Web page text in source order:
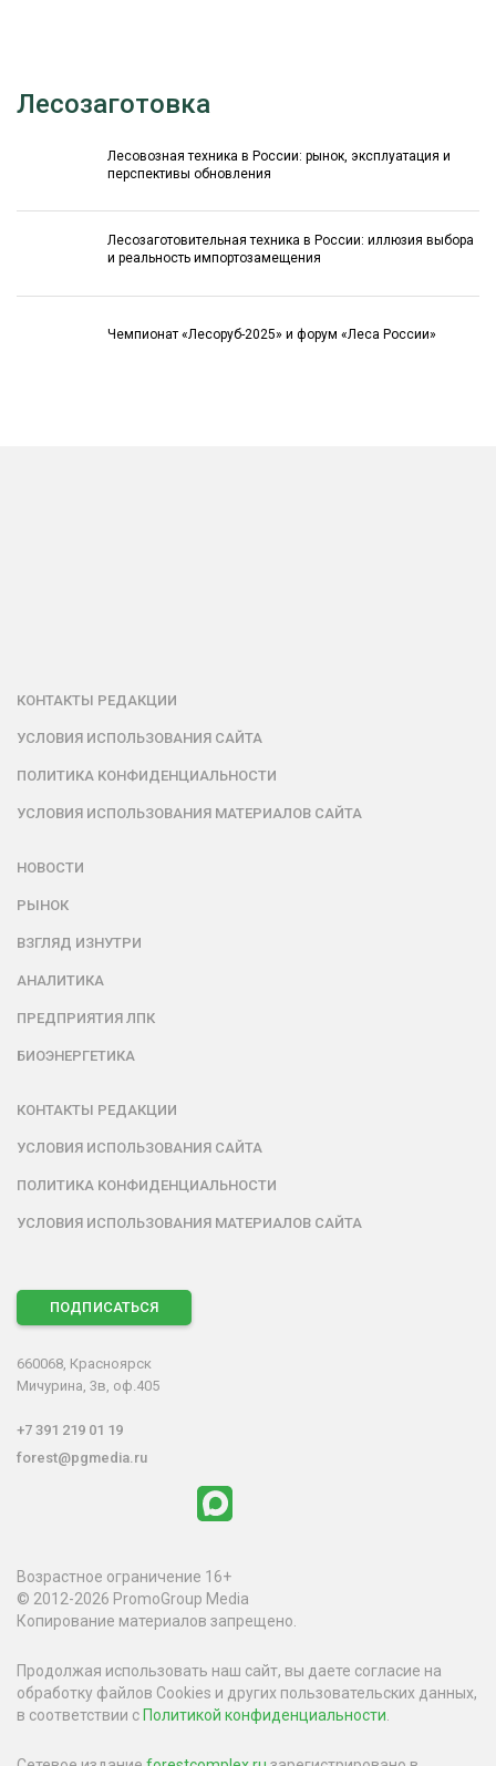
Лесозаготовка
Лесовозная техника в России: рынок, эксплуатация и
перспективы обновления
Лесозаготовительная техника в России: иллюзия выбора
и реальность импортозамещения
Чемпионат «Лесоруб-2025» и форум «Леса России»
КОНТАКТЫ РЕДАКЦИИ
УСЛОВИЯ ИСПОЛЬЗОВАНИЯ САЙТА
ПОЛИТИКА КОНФИДЕНЦИАЛЬНОСТИ
УСЛОВИЯ ИСПОЛЬЗОВАНИЯ МАТЕРИАЛОВ САЙТА
НОВОСТИ
РЫНОК
ВЗГЛЯД ИЗНУТРИ
АНАЛИТИКА
ПРЕДПРИЯТИЯ ЛПК
БИОЭНЕРГЕТИКА
КОНТАКТЫ РЕДАКЦИИ
УСЛОВИЯ ИСПОЛЬЗОВАНИЯ САЙТА
ПОЛИТИКА КОНФИДЕНЦИАЛЬНОСТИ
УСЛОВИЯ ИСПОЛЬЗОВАНИЯ МАТЕРИАЛОВ САЙТА
ПОДПИСАТЬСЯ
660068, Красноярск
Мичурина, 3в, оф.405
+7 391 219 01 19
forest@pgmedia.ru
Возрастное ограничение 16+
© 2012-2026 PromoGroup Media
Копирование материалов запрещено.
Продолжая использовать наш сайт, вы даете согласие на
обработку файлов Cookies и других пользовательских данных,
в соответствии с Политикой конфиденциальности.